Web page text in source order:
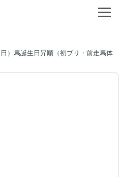
）馬誕生日昇順（初ブリ・前走馬体